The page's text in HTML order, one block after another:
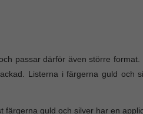
passar därför även större
Listerna i färgerna guld och
guld och silver har en